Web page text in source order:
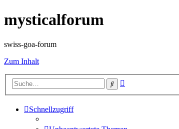
mysticalforum
swiss-goa-forum
Zum Inhalt
Suche
Schnellzugriff